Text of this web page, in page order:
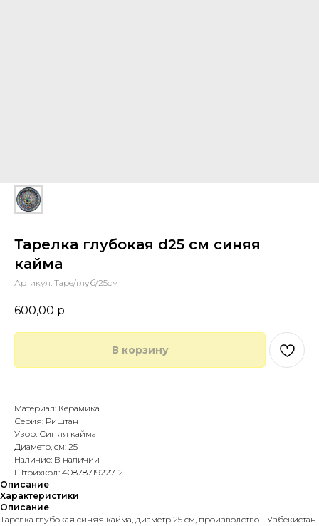
Тарелка глубокая d25 см синяя
кайма
Артикул: Таре/глуб/25см
600,00 р.
В корзину
Материал: Керамика
Серия: Риштан
Узор: Синяя кайма
Диаметр, см: 25
Наличие: В наличии
Штрихкод: 4087871922712
Описание
Характеристики
Описание
Тарелка глубокая синяя кайма, диаметр 25 см, производство - Узбекистан.